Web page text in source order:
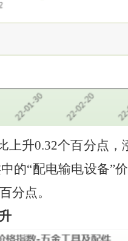
上升0.32个百分点，
的“配电输电设备”
分点。